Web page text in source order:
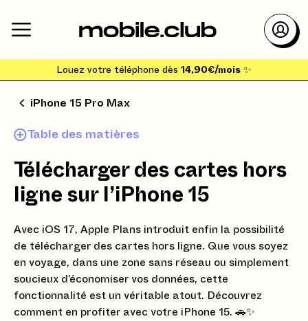
Louez votre téléphone dès 14,90€/mois ✨
iPhone 15 Pro Max
Table des matières
Télécharger des cartes hors
ligne sur l’iPhone 15
Avec iOS 17, Apple Plans introduit enfin la possibilité
de télécharger des cartes hors ligne. Que vous soyez
en voyage, dans une zone sans réseau ou simplement
soucieux d’économiser vos données, cette
fonctionnalité est un véritable atout. Découvrez
comment en profiter avec votre iPhone 15. 🚗✨